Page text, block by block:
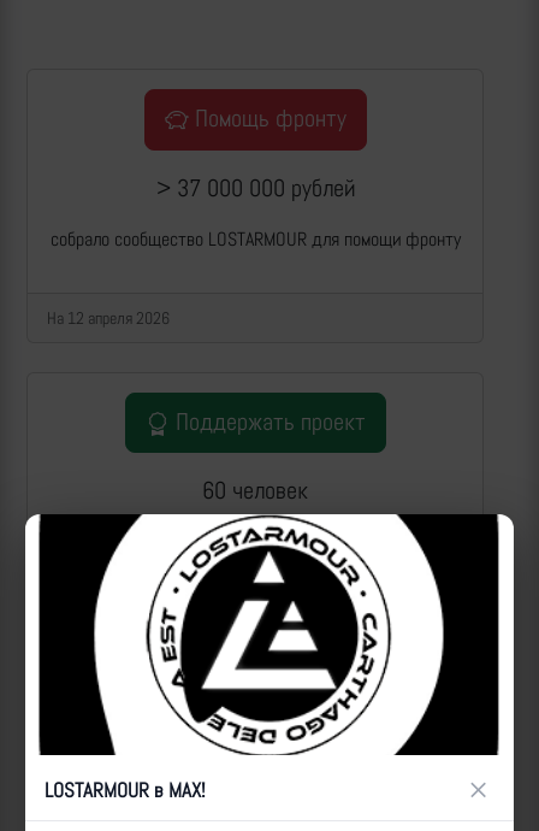
Помощь фронту
> 37 000 000 рублей
собрало сообщество LOSTARMOUR для помощи фронту
На 12 апреля 2026
Поддержать проект
60 человек
стали спонсорами LOSTARMOUR на платформе
SPONSR.RU
На 12 апреля 2026
LOSTARMOUR в MAX
> 10 000 человек
LOSTARMOUR в MAX! ×